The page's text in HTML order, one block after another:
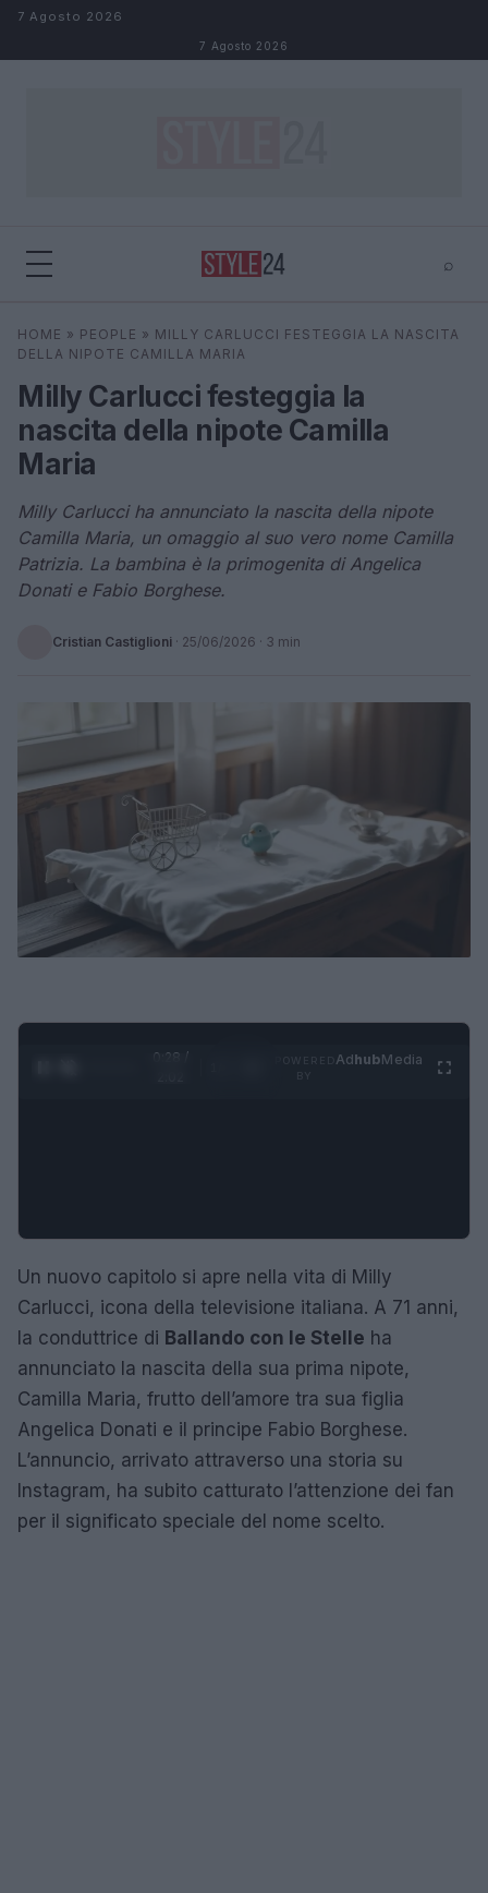
Salta al contenuto
7 Agosto 2026
7 Agosto 2026
⌕
Cerca ⌕ ×
HOME » PEOPLE » MILLY CARLUCCI FESTEGGIA LA NASCITA
DELLA NIPOTE CAMILLA MARIA
Milly Carlucci festeggia la
nascita della nipote Camilla
Maria
Milly Carlucci ha annunciato la nascita della nipote
Camilla Maria, un omaggio al suo vero nome Camilla
Patrizia. La bambina è la primogenita di Angelica
Donati e Fabio Borghese.
Cristian Castiglioni · 25/06/2026 · 3 min
0:29 /
AdhubMedia
Un nuovo capitolo si apre nella vita di Milly
Carlucci, icona della televisione italiana. A 71 anni,
la conduttrice di Ballando con le Stelle ha
annunciato la nascita della sua prima nipote,
Camilla Maria, frutto dell’amore tra sua figlia
Angelica Donati e il principe Fabio Borghese.
L’annuncio, arrivato attraverso una storia su
Instagram, ha subito catturato l’attenzione dei fan
per il significato speciale del nome scelto.